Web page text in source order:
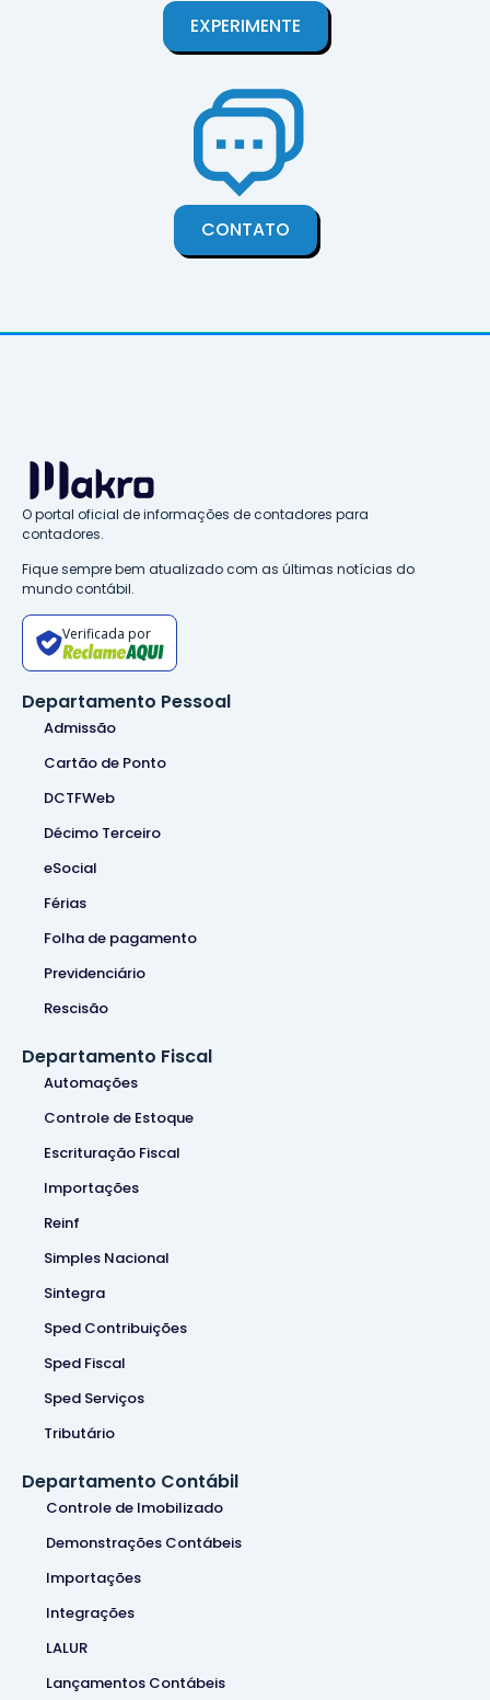
EXPERIMENTE
CONTATO
O portal oficial de informações de contadores para
contadores.
Fique sempre bem atualizado com as últimas notícias do
mundo contábil.
Verificada por
Departamento Pessoal
Admissão
Cartão de Ponto
DCTFWeb
Décimo Terceiro
eSocial
Férias
Folha de pagamento
Previdenciário
Rescisão
Departamento Fiscal
Automações
Controle de Estoque
Escrituração Fiscal
Importações
Reinf
Simples Nacional
Sintegra
Sped Contribuições
Sped Fiscal
Sped Serviços
Tributário
Departamento Contábil
Controle de Imobilizado
Demonstrações Contábeis
Importações
Integrações
LALUR
Lançamentos Contábeis